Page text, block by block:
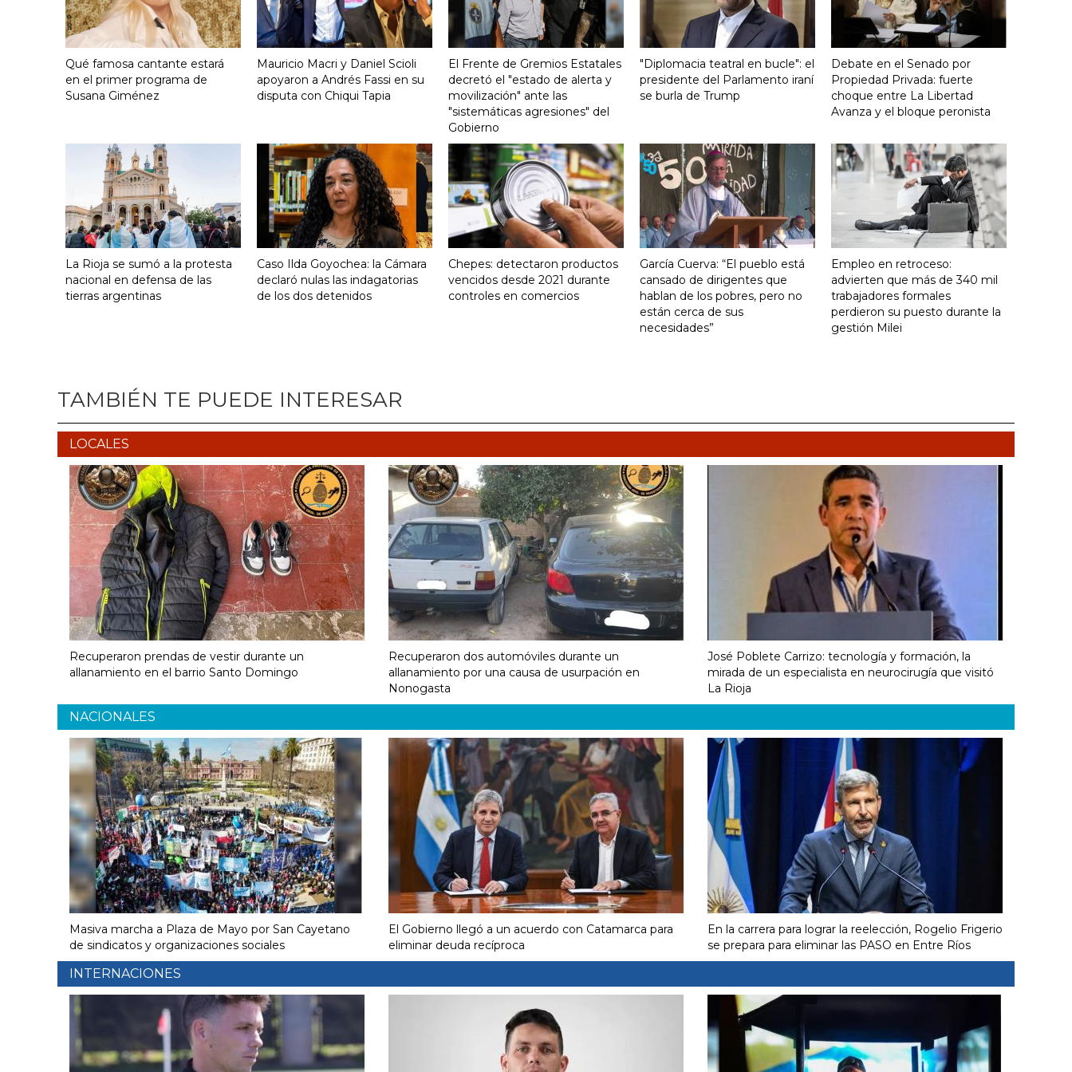
Qué famosa cantante estará
en el primer programa de
Susana Giménez
Mauricio Macri y Daniel Scioli
apoyaron a Andrés Fassi en su
disputa con Chiqui Tapia
El Frente de Gremios Estatales
decretó el "estado de alerta y
movilización" ante las
"sistemáticas agresiones" del
Gobierno
"Diplomacia teatral en bucle": el
presidente del Parlamento iraní
se burla de Trump
Debate en el Senado por
Propiedad Privada: fuerte
choque entre La Libertad
Avanza y el bloque peronista
La Rioja se sumó a la protesta
nacional en defensa de las
tierras argentinas
Caso Ilda Goyochea: la Cámara
declaró nulas las indagatorias
de los dos detenidos
Chepes: detectaron productos
vencidos desde 2021 durante
controles en comercios
García Cuerva: “El pueblo está
cansado de dirigentes que
hablan de los pobres, pero no
están cerca de sus
necesidades”
Empleo en retroceso:
advierten que más de 340 mil
trabajadores formales
perdieron su puesto durante la
gestión Milei
TAMBIÉN TE PUEDE INTERESAR
LOCALES
Recuperaron prendas de vestir durante un
allanamiento en el barrio Santo Domingo
Recuperaron dos automóviles durante un
allanamiento por una causa de usurpación en
Nonogasta
José Poblete Carrizo: tecnología y formación, la
mirada de un especialista en neurocirugía que visitó
La Rioja
NACIONALES
Masiva marcha a Plaza de Mayo por San Cayetano
de sindicatos y organizaciones sociales
El Gobierno llegó a un acuerdo con Catamarca para
eliminar deuda recíproca
En la carrera para lograr la reelección, Rogelio Frigerio
se prepara para eliminar las PASO en Entre Ríos
INTERNACIONES